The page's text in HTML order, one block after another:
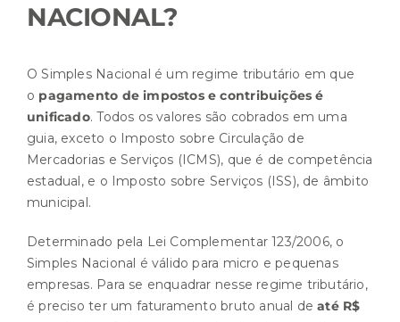
NACIONAL?
O Simples Nacional é um regime tributário em que
o pagamento de impostos e contribuições é
unificado. Todos os valores são cobrados em uma
guia, exceto o Imposto sobre Circulação de
Mercadorias e Serviços (ICMS), que é de competência
estadual, e o Imposto sobre Serviços (ISS), de âmbito
municipal.
Determinado pela Lei Complementar 123/2006, o
Simples Nacional é válido para micro e pequenas
empresas. Para se enquadrar nesse regime tributário,
é preciso ter um faturamento bruto anual deaté R$